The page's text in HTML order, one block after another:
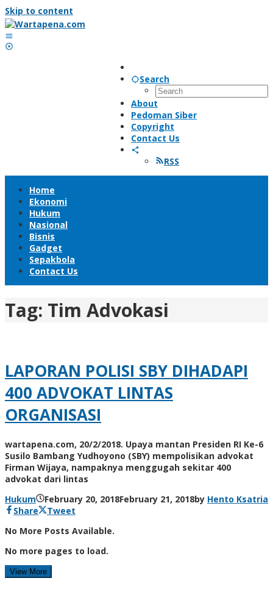
Skip to content
Search
About
Pedoman Siber
Copyright
Contact Us
RSS
Home
Ekonomi
Hukum
Nasional
Bisnis
Gadget
Sepakbola
Contact Us
Tag: Tim Advokasi
LAPORAN POLISI SBY DIHADAPI
400 ADVOKAT LINTAS
ORGANISASI
wartapena.com, 20/2/2018. Upaya mantan Presiden RI Ke-6
Susilo Bambang Yudhoyono (SBY) mempolisikan advokat
Firman Wijaya, nampaknya menggugah sekitar 400
advokat dari lintas
Hukum
February 20, 2018February 21, 2018by Hento Ksatria
Share
Tweet
No More Posts Available.
No more pages to load.
View More